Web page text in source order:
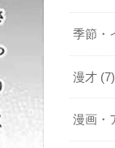
季節・
漫才 (7)
漫画・